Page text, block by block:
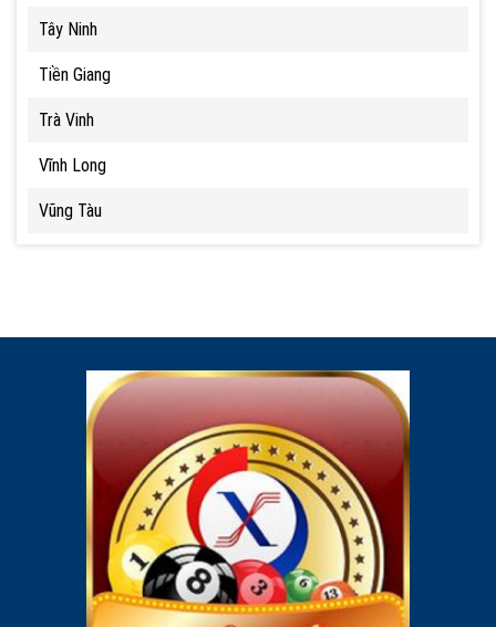
Tây Ninh
Tiền Giang
Trà Vinh
Vĩnh Long
Vũng Tàu